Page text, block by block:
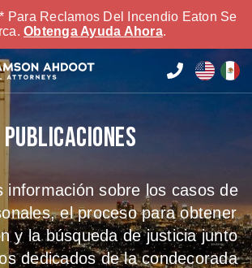
Para Reclamos Del Incendio Eaton Se
Obtenga Ayuda Ahora.
Publicaciones
información sobre los casos de
el proceso para obtener
y la búsqueda de justicia junto
dedicados de la condecorada